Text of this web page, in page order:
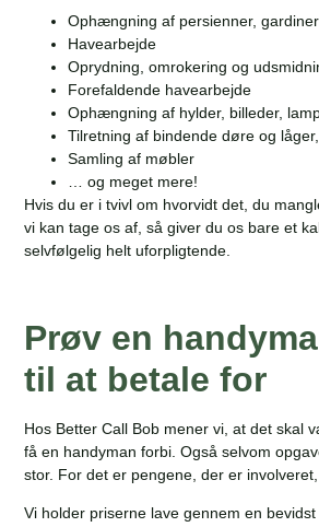
Ophængning af persienner,
Havearbejde
Oprydning, omrokering og
Forefaldende havearbejde
Ophængning af hylder, billeder,
Tilretning af bindende døre og
Samling af møbler
… og meget mere!
Hvis du er i tvivl om hvorvidt det, du
vi kan tage os af, så giver du os bare et
selvfølgelig helt uforpligtende.
Prøv en
til at betale for
Hos Better Call Bob mener vi, at det skal
få en handyman forbi. Også selvom
stor. For det er pengene, der er involveret,
Vi holder priserne lave gennem en bevidst